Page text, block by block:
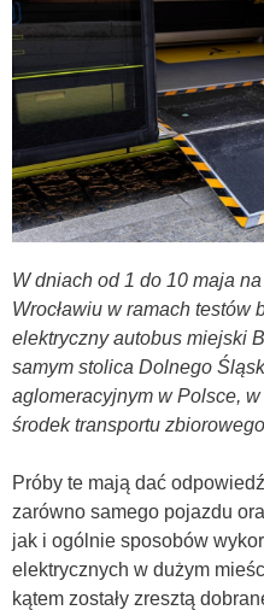
W dniach od 1 do 10 maja
Wrocławiu w ramach testów
elektryczny autobus miejski
samym stolica Dolnego
aglomeracyjnym w Polsce,
środek transportu
Próby te mają dać
zarówno samego pojazdu
jak i ogólnie sposobów
elektrycznych w dużym
kątem zostały zresztą